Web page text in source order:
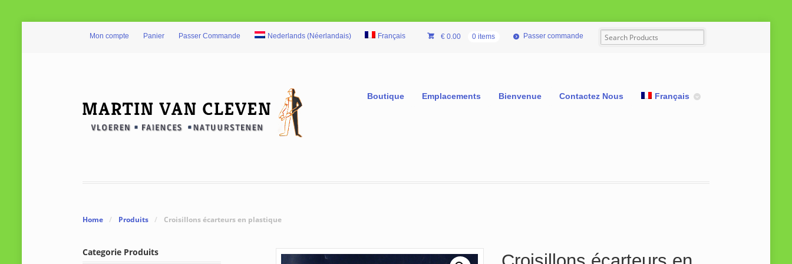
Mon compte Panier Passer Commande Nederlands(Néerlandais) Français €0.00 0 items Passer commande
Boutique Emplacements Bienvenue Contactez Nous Français
Home / Produits / Croisillons écarteurs en plastique
Categorie Produits